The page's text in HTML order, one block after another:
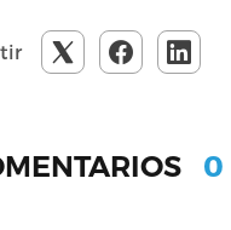
0